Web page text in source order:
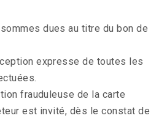
dues au titre du bon de
expresse de toutes les
frauduleuse de la carte
est invité, dès le constat de